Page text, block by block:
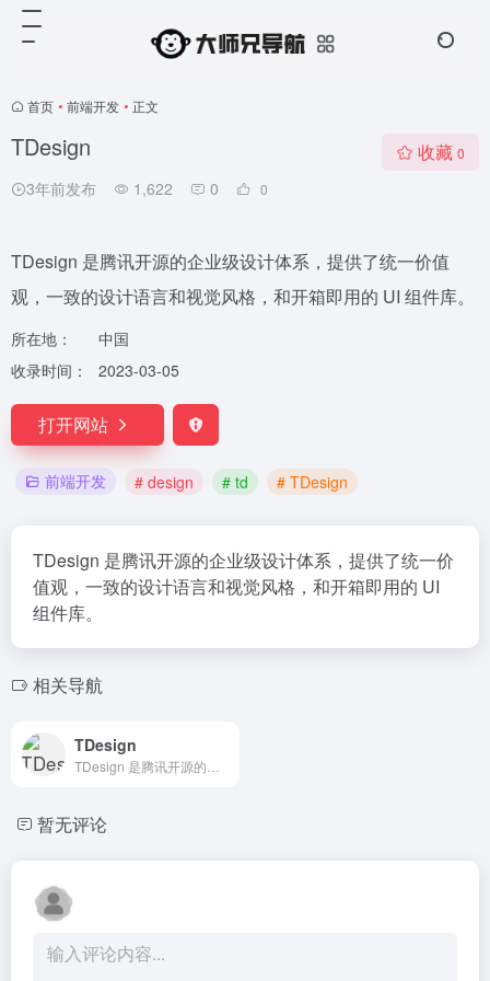
首页 • 前端开发 • 正文
TDesign
3年前发布 1,622 0 0
收藏 0
TDesign 是腾讯开源的企业级设计体系，提供了统一价值
观，一致的设计语言和视觉风格，和开箱即用的 UI 组件库。
所在地：
中国
收录时间：
2023-03-05
打开网站
前端开发 # design # td # TDesign
TDesign 是腾讯开源的企业级设计体系，提供了统一价
值观，一致的设计语言和视觉风格，和开箱即用的 UI
组件库。
相关导航
TDesign
暂无评论